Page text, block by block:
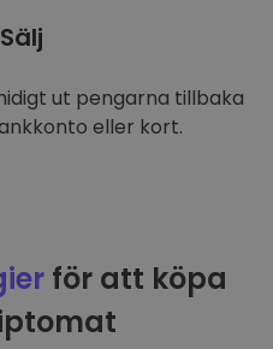
Sälj
ut pengarna tillbaka
eller kort.
för att köpa